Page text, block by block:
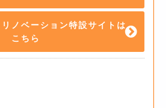
ノベーション特設サイトは
こちら